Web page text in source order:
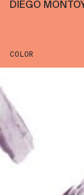
DIEGO
COLOR